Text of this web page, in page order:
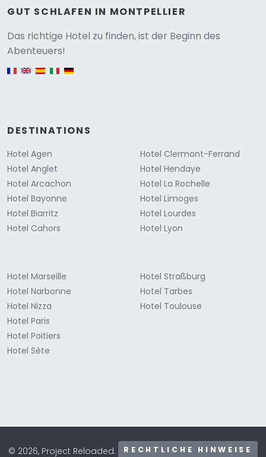
GUT SCHLAFEN IN MONTPELLIER
Das richtige Hotel zu finden, ist der Beginn des
Abenteuers!
DESTINATIONS
Hotel Agen
Hotel Anglet
Hotel Arcachon
Hotel Bayonne
Hotel Biarritz
Hotel Cahors
Hotel Clermont-Ferrand
Hotel Hendaye
Hotel La Rochelle
Hotel Limoges
Hotel Lourdes
Hotel Lyon
Hotel Marseille
Hotel Narbonne
Hotel Nizza
Hotel Paris
Hotel Poitiers
Hotel Sète
Hotel Straßburg
Hotel Tarbes
Hotel Toulouse
© 2026, Project Reloaded. RECHTLICHE HINWEISE